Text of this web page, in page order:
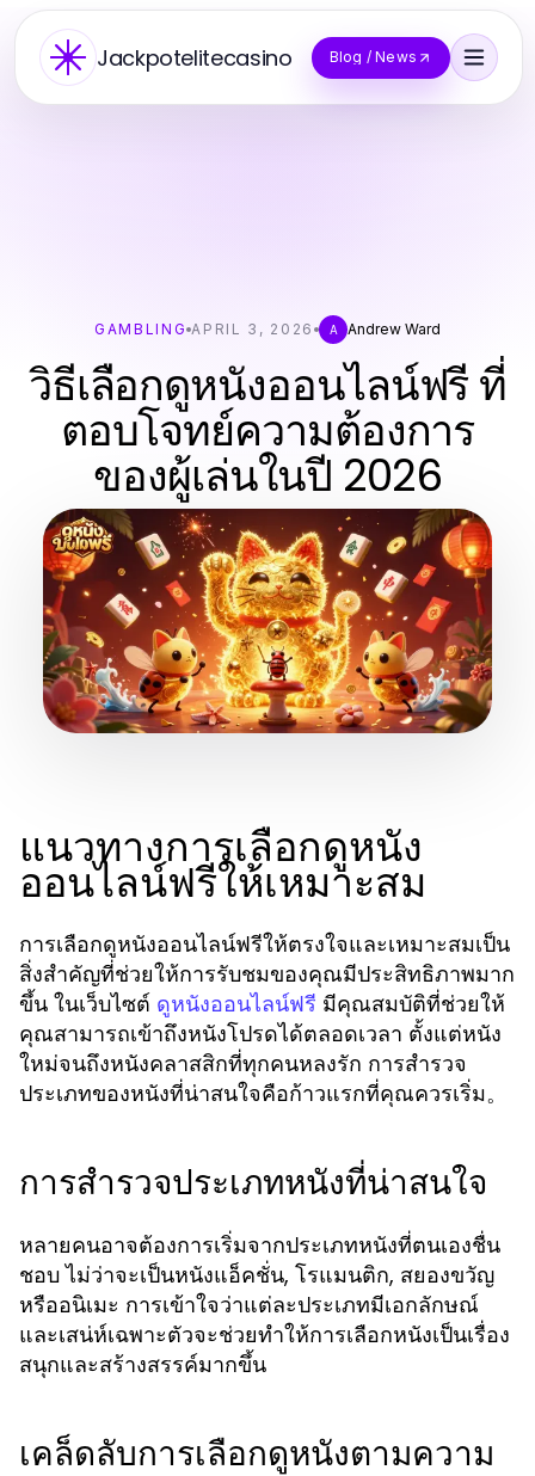
Jackpotelitecasino Blog / News
GAMBLING APRIL 3, 2026 A Andrew Ward
วิธีเลือกดูหนังออนไลน์ฟรี ที่
ตอบโจทย์ความต้องการ
ของผู้เล่นในปี 2026
แนวทางการเลือกดูหนัง
ออนไลน์ฟรีให้เหมาะสม
การเลือกดูหนังออนไลน์ฟรีให้ตรงใจและเหมาะสมเป็น
สิ่งสำคัญที่ช่วยให้การรับชมของคุณมีประสิทธิภาพมาก
ขึ้น ในเว็บไซต์ ดูหนังออนไลน์ฟรี มีคุณสมบัติที่ช่วยให้
คุณสามารถเข้าถึงหนังโปรดได้ตลอดเวลา ตั้งแต่หนัง
ใหม่จนถึงหนังคลาสสิกที่ทุกคนหลงรัก การสำรวจ
ประเภทของหนังที่น่าสนใจคือก้าวแรกที่คุณควรเริ่ม。
การสำรวจประเภทหนังที่น่าสนใจ
หลายคนอาจต้องการเริ่มจากประเภทหนังที่ตนเองชื่น
ชอบ ไม่ว่าจะเป็นหนังแอ็คชั่น, โรแมนติก, สยองขวัญ
หรืออนิเมะ การเข้าใจว่าแต่ละประเภทมีเอกลักษณ์
และเสน่ห์เฉพาะตัวจะช่วยทำให้การเลือกหนังเป็นเรื่อง
สนุกและสร้างสรรค์มากขึ้น
เคล็ดลับการเลือกดูหนังตามความ